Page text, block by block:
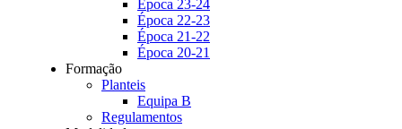
Época 23-24
Época 22-23
Época 21-22
Época 20-21
Formação
Planteis
Equipa B
Regulamentos